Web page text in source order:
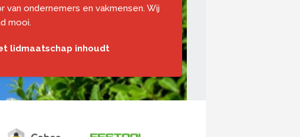
ondernemers en vakmensen. Wij
mooi.
lidmaatschap inhoudt